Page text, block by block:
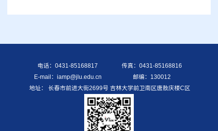
电话：0431-85168817
传真：0431-85168816
E-mail：iamp@jlu.edu.cn
邮编：130012
地址： 长春市前进大街2699号 吉林大学前卫南区唐敖庆楼C区